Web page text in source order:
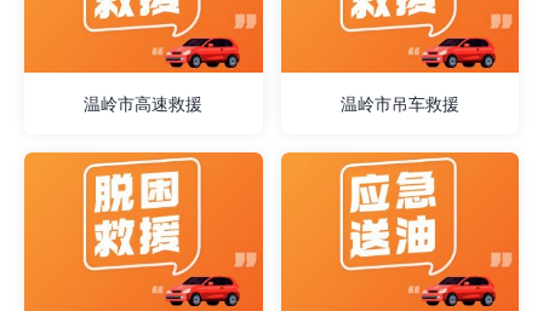
温岭市高速救援 温岭市吊车救援